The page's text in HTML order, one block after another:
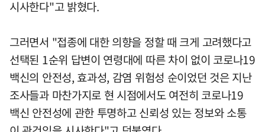
시사한다"고 밝혔다.
그러면서 "접종에 대한 의향을 정할 때 크게 고려했다고
선택된 1순위 답변이 연령대에 따른 차이 없이 코로나19
백신의 안전성, 효과성, 감염 위험성 순이었던 것은 지난
조사들과 마찬가지로 현 시점에서도 여전히 코로나19
백신 안전성에 관한 투명하고 신뢰성 있는 정보와 소통